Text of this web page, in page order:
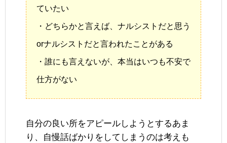
ていたい
・どちらかと言えば、ナルシストだと思う
orナルシストだと言われたことがある
・誰にも言えないが、本当はいつも不安で
仕方がない
自分の良い所をアピールしようとするあま
り、自慢話ばかりをしてしまうのは考えも